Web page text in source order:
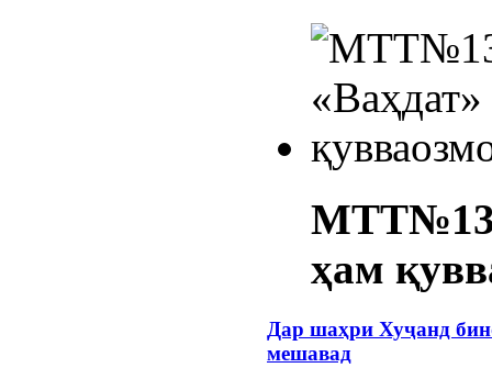
МТТ№13:
ҳам
Дар шаҳри Хуҷанд
мешавад